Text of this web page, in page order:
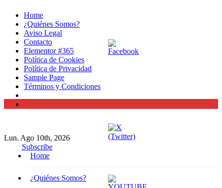
Home
¿Quiénes Somos?
Aviso Legal
Contacto
Elementor #365
Política de Cookies
Política de Privacidad
Sample Page
Términos y Condiciones
Lun. Ago 10th, 2026
Subscribe
Home
¿Quiénes Somos?